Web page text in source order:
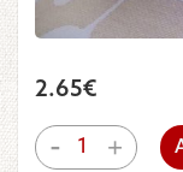
2.65€
-
quantité
de
+